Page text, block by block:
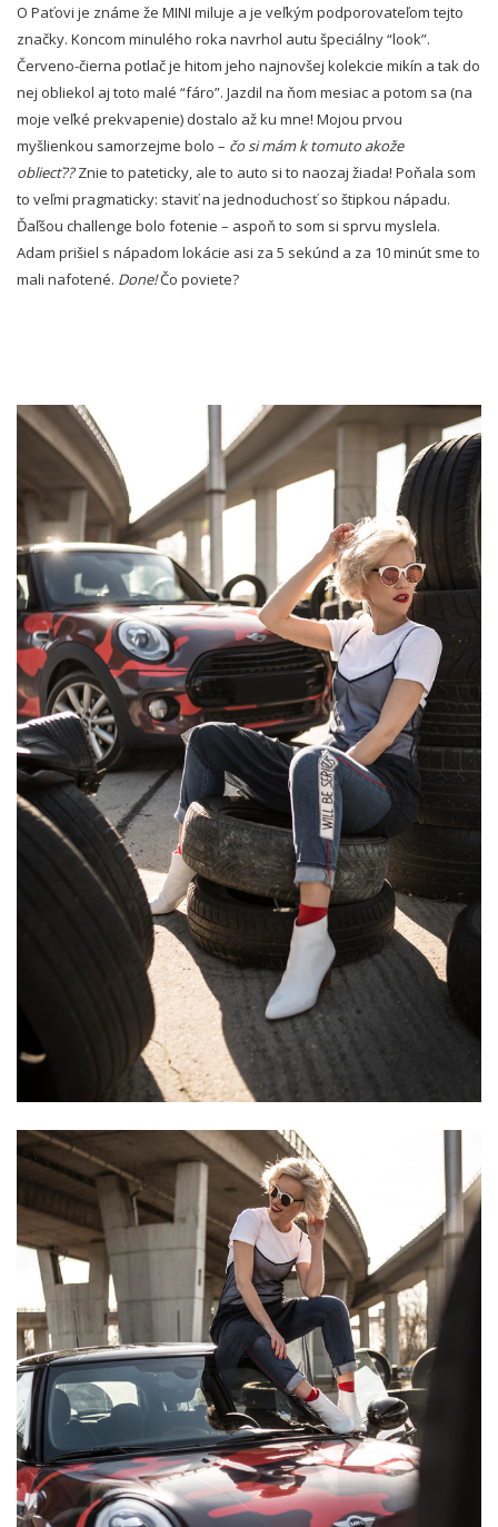
O Paťovi je známe že MINI miluje a je veľkým podporovateľom tejto
značky. Koncom minulého roka navrhol autu špeciálny “look”.
Červeno-čierna potlač je hitom jeho najnovšej kolekcie mikín a tak do
nej obliekol aj toto malé “fáro”. Jazdil na ňom mesiac a potom sa (na
moje veľké prekvapenie) dostalo až ku mne! Mojou prvou
myšlienkou samorzejme bolo – čo si mám k tomuto akože
obliecť??Znie to pateticky, ale to auto si to naozaj žiada! Poňala som
to veľmi pragmaticky: staviť na jednoduchosť so štipkou nápadu.
Ďaľšou challenge bolo fotenie – aspoň to som si sprvu myslela.
Adam prišiel s nápadom lokácie asi za 5 sekúnd a za 10 minút sme to
mali nafotené. Done!Čo poviete?